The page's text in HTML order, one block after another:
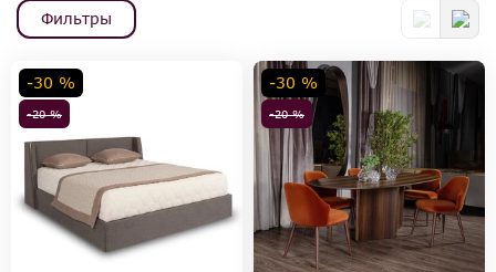
Фильтры
-20 %
-30 %
-20 %
-30 %